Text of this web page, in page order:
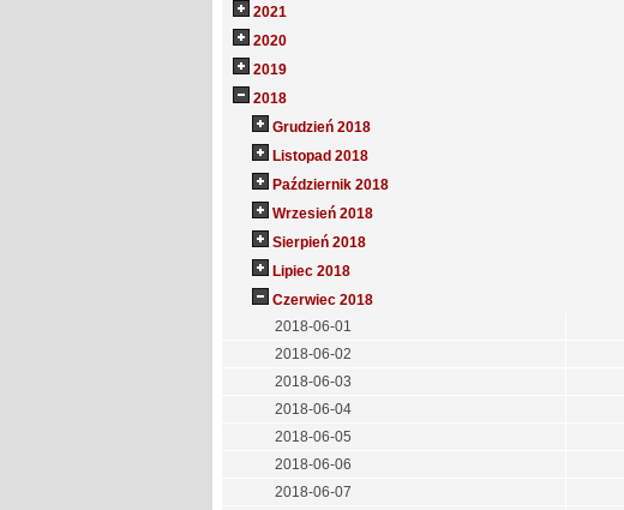
2021
2020
2019
2018
Grudzień 2018
Listopad 2018
Październik 2018
Wrzesień 2018
Sierpień 2018
Lipiec 2018
Czerwiec 2018
2018-06-01
2018-06-02
2018-06-03
2018-06-04
2018-06-05
2018-06-06
2018-06-07